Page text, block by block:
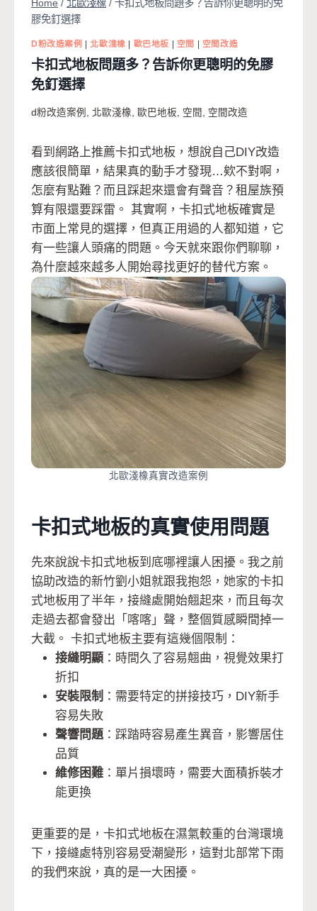
Home / 北歐淺橡 / 卡扣式地板問題多？告訴你更聰明的免
膠免釘選擇
D粉改造案例 |北歐淺橡 歐巴地板 空間 空間改造
卡扣式地板問題多？告訴你更聰明的免膠
免釘選擇
d粉改造案例 北歐淺橡 歐巴地板 空間 空間改造
看到網路上推薦卡扣式地板，想說自己DIY改造
應該很簡單，結果真的動手才發現…欸不對啊，
怎麼有點難？而且踩起來還會有聲音？租屋族預
算有限還要踩雷。 其實啊，卡扣式地板確實是
市面上常見的選擇，但真正用過的人都知道，它
有一些讓人頭痛的問題。今天就來跟你們聊聊，
為什麼越來越多人開始尋找更好的替代方案。
北歐淺橡真實改造案例
卡扣式地板的真實使用問題
先來說說卡扣式地板到底哪裡讓人困擾。我之前
協助改造的新竹劉小姐就跟我抱怨，她家的卡扣
式地板用了半年，接縫處開始翹起來，而且每次
走過去都會發出「喀喀」聲，整個質感瞬間掉一
大截。 卡扣式地板主要有這幾個限制：
接縫明顯 ：時間久了容易翹曲，視覺效果打
折扣
安裝限制 ：需要特定的拼接技巧，DIY新手
容易失敗
聲響問題：踩踏時容易產生異音，影響居住
品質
維修困難 ：單片損壞時，需要大面積拆裝才
能更換
更重要的是，卡扣式地板在濕氣較重的台灣環境
下，接縫處特別容易受潮變形，這對北部常下雨
的我們來說，真的是一大困擾。